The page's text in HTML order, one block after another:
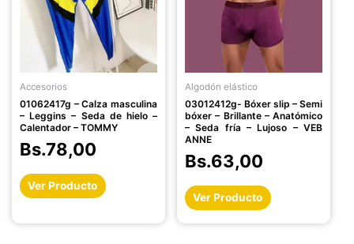
Accesorios
01062417g – Calza masculina
– Leggins – Seda de hielo –
Calentador – TOMMY
Bs.78,00
Ver Producto
variantes.
Las
opciones
se
pueden
en
la
producto
Algodón elástico
03012412g- Bóxer slip – Semi
bóxer – Brillante – Anatómico
– Seda fría – Lujoso – VEB
ANNE
Bs.63,00
Ver Producto
variantes.
Las
opciones
se
pueden
en
la